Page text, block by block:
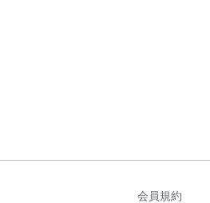
会員規約